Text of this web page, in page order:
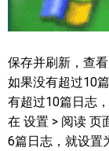
保存并刷新，查
如果没有超过10
有超过10篇日志
在 设置 > 阅读 页
6篇日志，就设置